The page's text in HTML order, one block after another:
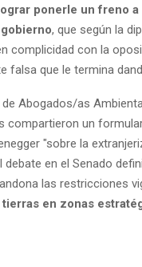
ponerle un freno a
, que según la
complicidad con la
falsa que le termina
Abogados/as
compartieron un
"sobre la
debate en el Senado
las restricciones
en zonas